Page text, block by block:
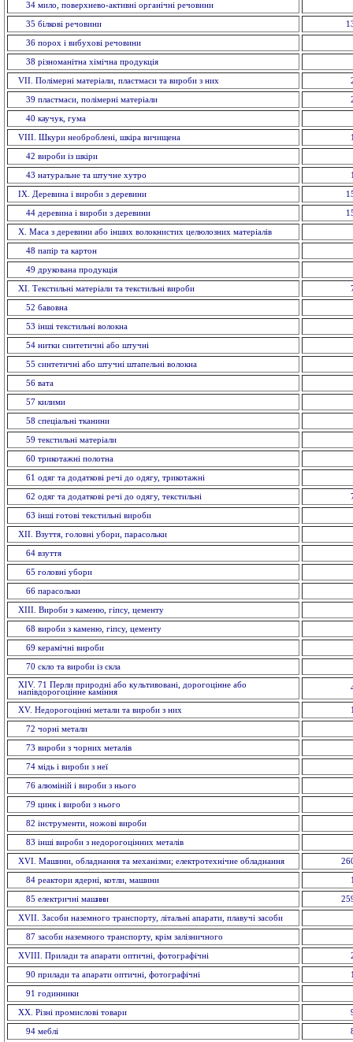
34 мило, поверхнево-активні органічні речовини
35 бiлковi речовини
36 порох і вибухові речовини
38 різноманітна хімічна продукція
VII. Полімерні матеріали, пластмаси та вироби з них
39 пластмаси, полімерні матеріали
40 каучук, гума
VIII. Шкури необроблені, шкіра вичищена
42 вироби із шкiри
43 натуральне та штучне хутро
IX. Деревина і вироби з деревини
44 деревина і вироби з деревини
X. Маса з деревини або інших волокнистих целюлозних матеріалів
48 папiр та картон
49 друкована продукція
ХI. Текстильні матеріали та текстильні вироби
52 бавовна
53 інші текстильні волокна
54 нитки синтетичні або штучні
55 синтетичні або штучні штапельнi волокна
56 вата
57 килими
58 спецiальнi тканини
59 текстильнi матерiали
60 трикотажні полотна
61 одяг та додаткові речі до одягу, трикотажні
62 одяг та додаткові речі до одягу, текстильні
63 іншi готовi текстильні вироби
XII. Взуття, головнi убори, парасольки
64 взуття
65 головнi убори
66 парасольки
XIII. Вироби з каменю, гіпсу, цементу
68 вироби з каменю, гiпсу, цементу
69 керамiчнi вироби
70 скло та вироби із cкла
ХІV. 71 Перли природні або культивовані, дорогоцінне або
напівдорогоцінне каміння
XV. Недорогоцінні метали та вироби з них
72 чорнi метали
73 вироби з чорних металiв
74 мiдь i вироби з неї
76 алюмiнiй i вироби з нього
79 цинк і вироби з нього
82 інструменти, ножовi вироби
83 іншi вироби з недорогоцінних металiв
XVI. Машини, обладнання та механізми; електротехнічне обладнання
84 реактори ядерні, котли, машини
85 електричнi машини
XVII. Засоби наземного транспорту, літальні апарати, плавучі засоби
87 засоби наземного транспорту, крiм залізничного
XVIII. Прилади та апарати оптичнi, фотографічні
90 прилади та апарати оптичнi, фотографічні
91 годинники
XX. Рiзнi промислові товари
94 меблi